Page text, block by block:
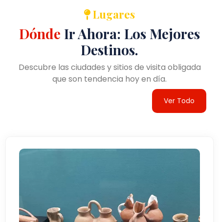
Lugares
Dónde Ir Ahora: Los Mejores
Destinos.
Descubre las ciudades y sitios de visita obligada
que son tendencia hoy en día.
Ver Todo